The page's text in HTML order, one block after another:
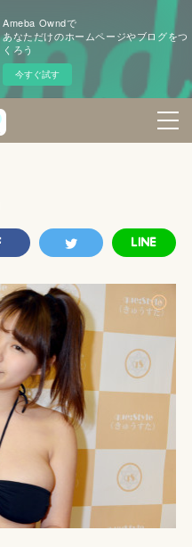
Ameba Owndで
あなただけのホームページやブログをつ
くろう
今すぐ試す